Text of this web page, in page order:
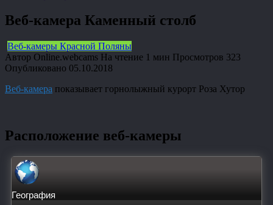
Веб-камера Каменный столб
Веб-камеры Красной Поляны
Автор Online.webcams На чтение 1 мин Просмотров 323
Опубликовано 05.10.2018
Веб-камера показывает горнолыжный курорт Роза Хутор
Расположение веб-камеры
География